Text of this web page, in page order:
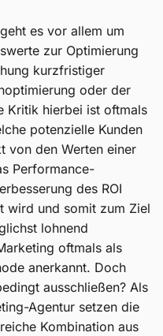
es vor allem um
zur Optimierung
kurzfristiger
oder der
Kritik hierbei ist oftmals
potenzielle Kunden
von den Werten einer
Performance-
des ROI
wird und somit zum Ziel
lohnend
oftmals als
anerkannt. Doch
ausschließen? Als
Agentur setzen die
Kombination aus